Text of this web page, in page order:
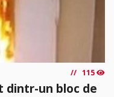
115
dintr-un bloc de